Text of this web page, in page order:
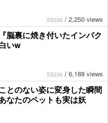
SS226 / 2,250 views
脳裏に焼き付いたインパク
いw
SS226 / 6,188 views
とのない姿に変身した瞬間
なたのペットも実は妖